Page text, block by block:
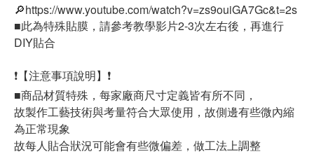
🔎https://www.youtube.com/watch?v=zs9ouiGA7Gc&t=2s
■此為特殊貼膜，請參考教學影片2-3次左右後，再進行
DIY貼合
❗【注意事項說明】❗
■商品材質特殊，每家廠商尺寸定義皆有所不同，
故製作工藝技術與考量符合大眾使用，故側邊有些微內縮
為正常現象
故每人貼合狀況可能會有些微偏差，做工法上調整